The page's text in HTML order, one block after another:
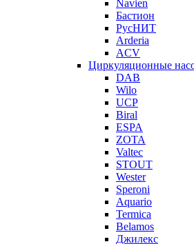
Navien
Бастион
РусНИТ
Arderia
ACV
Циркуляционные
DAB
Wilo
UCP
Biral
ESPA
ZOTA
Valtec
STOUT
Wester
Speroni
Aquario
Termica
Belamos
Джилекс